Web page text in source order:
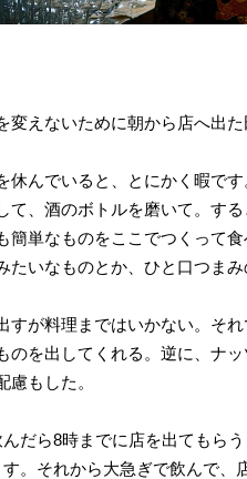
えないために朝から店へ出
休んでいると、とにかく暇で
て、酒のボトルを磨いて。す
簡単なものをここでつくって
いなものとか、ひと口つまみ
すが料理まではいかない。そ
のを出してくれる。逆に、ナ
もした。
んだら8時までに店を出ても
。それから大急ぎで飲んで